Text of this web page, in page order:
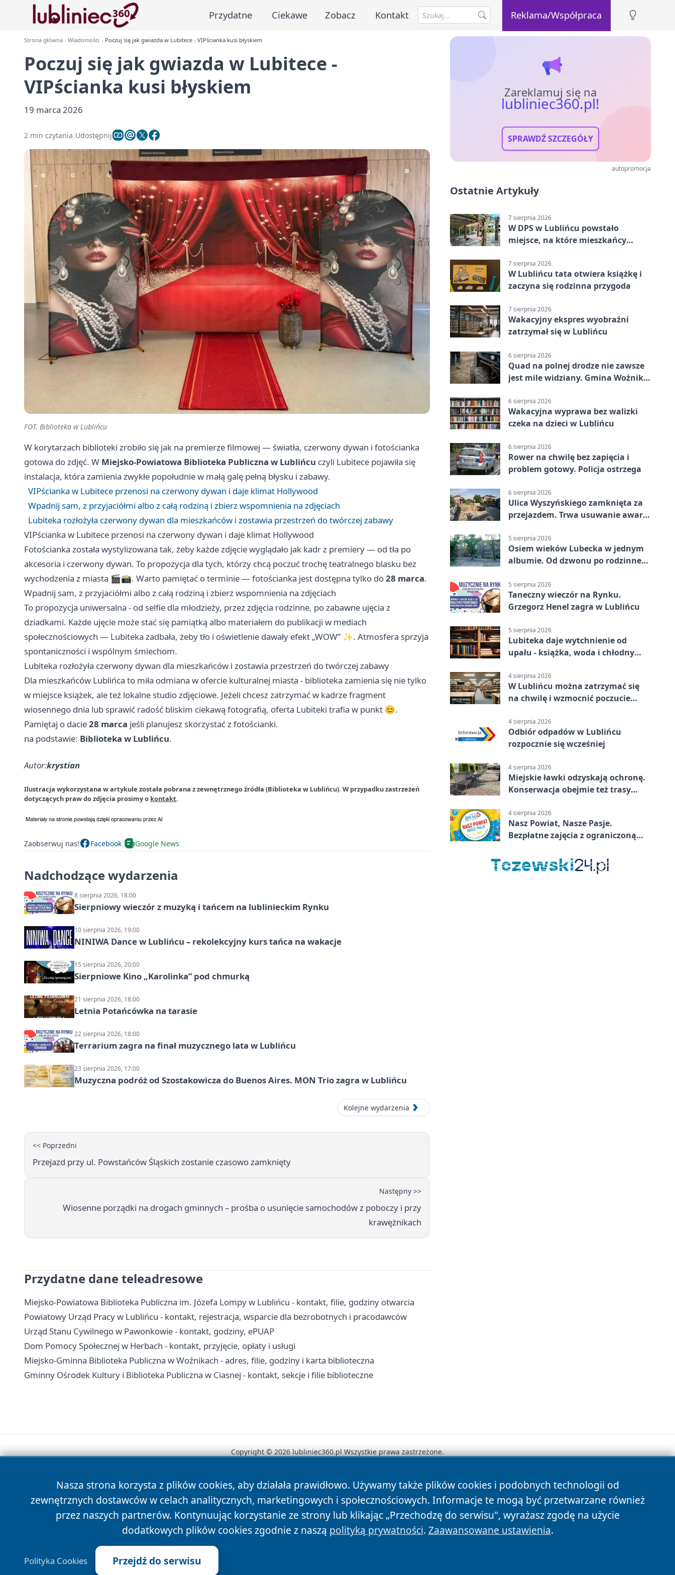
Przydatne Ciekawe Zobacz Kontakt Reklama/Współpraca
Strona główna Wiadomości Poczuj się jak gwiazda w Lubitece - VIPścianka kusi błyskiem
Poczuj się jak gwiazda w Lubitece -
VIPścianka kusi błyskiem
19 marca 2026
2 min czytania Udostępnij
FOT. Biblioteka w Lublińcu
W korytarzach biblioteki zrobiło się jak na premierze filmowej — światła, czerwony dywan i fotościanka
gotowa do zdjęć. W Miejsko-Powiatowa Biblioteka Publiczna w Lublińcu czyli Lubitece pojawiła się
instalacja, która zamienia zwykłe popołudnie w małą galę pełną błysku i zabawy.
VIPścianka w Lubitece przenosi na czerwony dywan i daje klimat Hollywood
Wpadnij sam, z przyjaciółmi albo z całą rodziną i zbierz wspomnienia na zdjęciach
Lubiteka rozłożyła czerwony dywan dla mieszkańców i zostawia przestrzeń do twórczej zabawy
VIPścianka w Lubitece przenosi na czerwony dywan i daje klimat Hollywood
Fotościanka została wystylizowana tak, żeby każde zdjęcie wyglądało jak kadr z premiery — od tła po
akcesoria i czerwony dywan. To propozycja dla tych, którzy chcą poczuć trochę teatralnego blasku bez
wychodzenia z miasta 🎬📸. Warto pamiętać o terminie — fotościanka jest dostępna tylko do28 marca.
Wpadnij sam, z przyjaciółmi albo z całą rodziną i zbierz wspomnienia na zdjęciach
To propozycja uniwersalna - od selfie dla młodzieży, przez zdjęcia rodzinne, po zabawne ujęcia z
dziadkami. Każde ujęcie może stać się pamiątką albo materiałem do publikacji w mediach
społecznościowych — Lubiteka zadbała, żeby tło i oświetlenie dawały efekt „WOW” ✨. Atmosfera sprzyja
spontaniczności i wspólnym śmiechom.
Lubiteka rozłożyła czerwony dywan dla mieszkańców i zostawia przestrzeń do twórczej zabawy
Dla mieszkańców Lublińca to miła odmiana w ofercie kulturalnej miasta - biblioteka zamienia się nie tylko
w miejsce książek, ale też lokalne studio zdjęciowe. Jeżeli chcesz zatrzymać w kadrze fragment
wiosennego dnia lub sprawić radość bliskim ciekawą fotografią, oferta Lubiteki trafia w punkt 😊.
Pamiętaj o dacie28 marca jeśli planujesz skorzystać z fotościanki.
na podstawie: Biblioteka w Lublińcu.
Autor:krystian
Ilustracja wykorzystana w artykule została pobrana z zewnętrznego źródła (Biblioteka w Lublińcu). W przypadku zastrzeżeń
dotyczących praw do zdjęcia prosimy o kontakt.
Zaobserwuj nas! Facebook Google News
Nadchodzące wydarzenia
8 sierpnia 2026, 18:00
Sierpniowy wieczór z muzyką i tańcem na lublinieckim Rynku
10 sierpnia 2026, 19:00
NINIWA Dance w Lublińcu – rekolekcyjny kurs tańca na wakacje
15 sierpnia 2026, 20:00
Sierpniowe Kino „Karolinka” pod chmurką
21 sierpnia 2026, 18:00
Letnia Potańcówka na tarasie
22 sierpnia 2026, 18:00
Terrarium zagra na finał muzycznego lata w Lublińcu
23 sierpnia 2026, 17:00
Muzyczna podróż od Szostakowicza do Buenos Aires. MON Trio zagra w Lublińcu
Kolejne wydarzenia
<< Poprzedni
Przejazd przy ul. Powstańców Śląskich zostanie czasowo zamknięty
Następny >>
Wiosenne porządki na drogach gminnych – prośba o usunięcie samochodów z poboczy i przy
krawężnikach
Przydatne dane teleadresowe
Miejsko-Powiatowa Biblioteka Publiczna im. Józefa Lompy w Lublińcu - kontakt, filie, godziny otwarcia
Powiatowy Urząd Pracy w Lublińcu - kontakt, rejestracja, wsparcie dla bezrobotnych i pracodawców
Urząd Stanu Cywilnego w Pawonkowie - kontakt, godziny, ePUAP
Dom Pomocy Społecznej w Herbach - kontakt, przyjęcie, opłaty i usługi
Miejsko-Gminna Biblioteka Publiczna w Woźnikach - adres, filie, godziny i karta biblioteczna
Gminny Ośrodek Kultury i Biblioteka Publiczna w Ciasnej - kontakt, sekcje i filie biblioteczne
Zareklamuj się na
lubliniec360.pl!
SPRAWDŹ SZCZEGÓŁY
autopromocja
Ostatnie Artykuły
7 sierpnia 2026
W DPS w Lublińcu powstało
miejsce, na które mieszkańcy
7 sierpnia 2026
W Lublińcu tata otwiera książkę i
zaczyna się rodzinna przygoda
7 sierpnia 2026
Wakacyjny ekspres wyobraźni
zatrzymał się w Lublińcu
6 sierpnia 2026
Quad na polnej drodze nie zawsze
jest mile widziany. Gmina Woźniki
6 sierpnia 2026
Wakacyjna wyprawa bez walizki
czeka na dzieci w Lublińcu
6 sierpnia 2026
Rower na chwilę bez zapięcia i
problem gotowy. Policja ostrzega
6 sierpnia 2026
Ulica Wyszyńskiego zamknięta za
przejazdem. Trwa usuwanie awarii
5 sierpnia 2026
Osiem wieków Lubecka w jednym
albumie. Od dzwonu po rodzinne
5 sierpnia 2026
Taneczny wieczór na Rynku.
Grzegorz Henel zagra w Lublińcu
5 sierpnia 2026
Lubiteka daje wytchnienie od
upału - książka, woda i chłodny
4 sierpnia 2026
W Lublińcu można zatrzymać się
na chwilę i wzmocnić poczucie
4 sierpnia 2026
Odbiór odpadów w Lublińcu
rozpocznie się wcześniej
4 sierpnia 2026
Miejskie ławki odzyskają ochronę.
Konserwacja obejmie też trasy
4 sierpnia 2026
Nasz Powiat, Nasze Pasje.
Bezpłatne zajęcia z ograniczoną
Nasza strona korzysta z plików cookies, aby działała prawidłowo. Używamy także plików cookies i podobnych technologii od
zewnętrznych dostawców w celach analitycznych, marketingowych i społecznościowych. Informacje te mogą być przetwarzane również
przez naszych partnerów. Kontynuując korzystanie ze strony lub klikając „Przechodzę do serwisu", wyrażasz zgodę na użycie
dodatkowych plików cookies zgodnie z naszą polityką prywatności. Zaawansowane ustawienia.
Polityka Cookies Przejdź do serwisu
Copyright © 2026 lubliniec360.pl Wszystkie prawa zastrzeżone.
News Autorzy Polityka Prywatności Polityka Cookies